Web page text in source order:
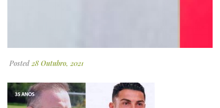
Posted 28 Outubro, 2021